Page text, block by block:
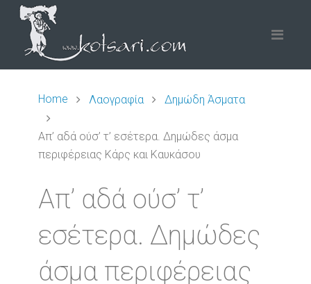
Home Λαογραφία Δημώδη Άσματα
Απ’ αδά ούσ’ τ’ εσέτερα. Δημώδες άσμα
περιφέρειας Κάρς και Καυκάσου
Απ’ αδά ούσ’ τ’
εσέτερα. Δημώδες
άσμα περιφέρειας